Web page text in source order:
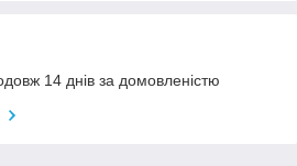
14 днів за домовленістю